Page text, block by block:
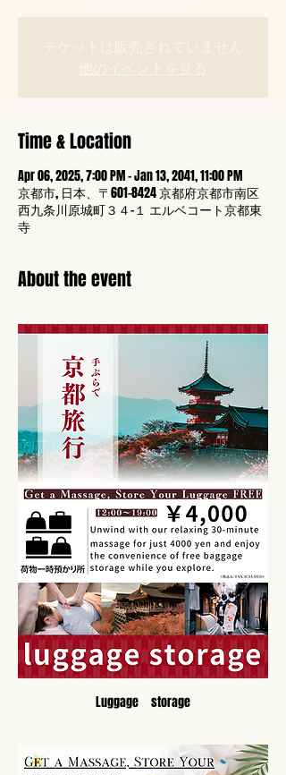
チケットは販売されていません
他のイベントを見る
Time & Location
Apr 06, 2025, 7:00 PM – Jan 13, 2041, 11:00 PM
京都市, 日本、〒601-8424 京都府京都市南区
西九条川原城町３４−１ エルベコート京都東
寺
About the event
Luggage　storage